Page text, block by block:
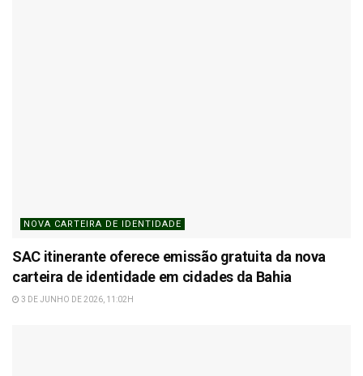
NOVA CARTEIRA DE IDENTIDADE
SAC itinerante oferece emissão gratuita da nova
carteira de identidade em cidades da Bahia
3 DE JUNHO DE 2026, 11:02H